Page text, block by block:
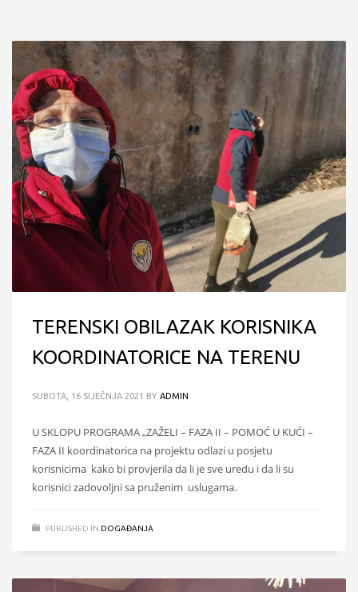
TERENSKI OBILAZAK KORISNIKA
KOORDINATORICE NA TERENU
SUBOTA, 16 SIJEČNJA 2021 BY ADMIN
U SKLOPU PROGRAMA „ZAŽELI – FAZA II – POMOĆ U KUĆI –
FAZA II koordinatorica na projektu odlazi u posjetu
korisnicima kako bi provjerila da li je sve uredu i da li su
korisnici zadovoljni sa pruženim uslugama.
PUBLISHED IN DOGAĐANJA